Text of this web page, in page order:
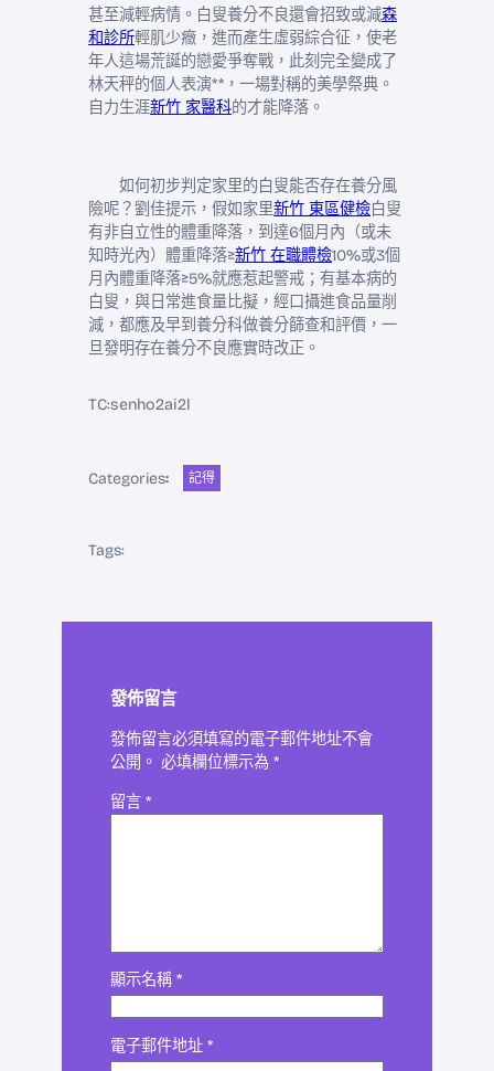
甚至減輕病情。白叟養分不良還會招致或減森
和診所輕肌少癥，進而產生虛弱綜合征，使老
年人這場荒誕的戀愛爭奪戰，此刻完全變成了
林天秤的個人表演**，一場對稱的美學祭典。
自力生涯新竹 家醫科的才能降落。
如何初步判定家里的白叟能否存在養分風
險呢？劉佳提示，假如家里新竹 東區健檢白叟
有非自立性的體重降落，到達6個月內（或未
知時光內）體重降落≥新竹 在職體檢10%或3個
月內體重降落≥5%就應惹起警戒；有基本病的
白叟，與日常進食量比擬，經口攝進食品量削
減，都應及早到養分科做養分篩查和評價，一
旦發明存在養分不良應實時改正。
TC:senho2ai2l
Categories: 記得
Tags:
發佈留言
發佈留言必須填寫的電子郵件地址不會
公開。 必填欄位標示為 *
留言 *
顯示名稱 *
電子郵件地址 *